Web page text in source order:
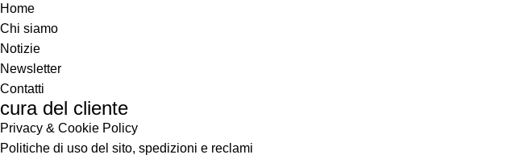
Home
Chi siamo
Notizie
Newsletter
Contatti
cura del cliente
Privacy & Cookie Policy
Politiche di uso del sito, spedizioni e reclami